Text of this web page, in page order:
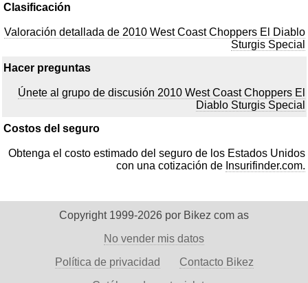
Clasificación
Valoración detallada de 2010 West Coast Choppers El Diablo
Sturgis Special
Hacer preguntas
Únete al grupo de discusión 2010 West Coast Choppers El
Diablo Sturgis Special
Costos del seguro
Obtenga el costo estimado del seguro de los Estados Unidos
con una cotización de Insurifinder.com.
Copyright 1999-2026 por Bikez com as
No vender mis datos
Política de privacidad
Contacto Bikez